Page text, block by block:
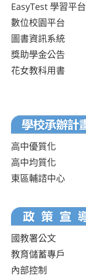
EasyTest 學習平台
數位校園平台
圖書資訊系統
獎助學金公告
花女教科用書
高中優質化
高中均質化
東區輔諮中心
國教署公文
教育儲蓄專戶
內部控制